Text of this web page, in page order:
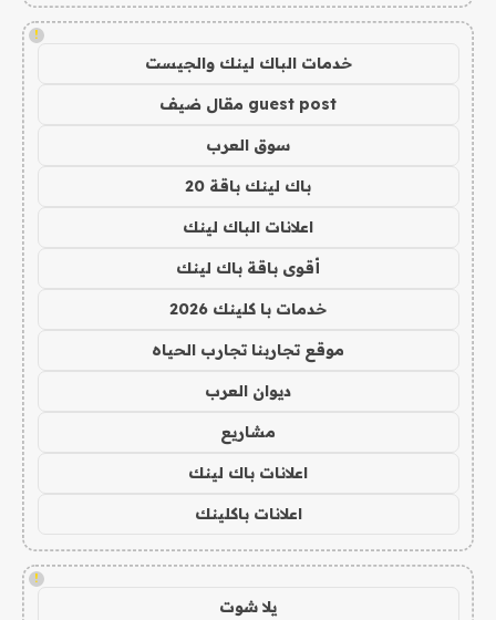
!
خدمات الباك لينك والجيست
guest post مقال ضيف
سوق العرب
باك لينك باقة 20
اعلانات الباك لينك
أقوى باقة باك لينك
خدمات با كلينك 2026
موقع تجاربنا تجارب الحياه
ديوان العرب
مشاريع
اعلانات باك لينك
اعلانات باكلينك
!
يلا شوت